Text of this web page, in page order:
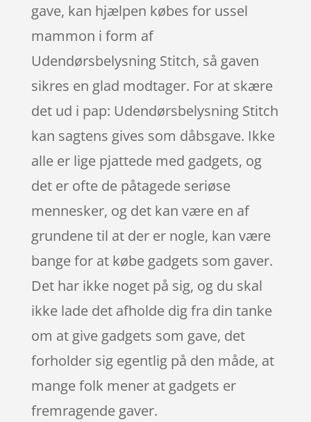
gave, kan hjælpen købes for ussel
mammon i form af
Udendørsbelysning Stitch, så gaven
sikres en glad modtager. For at skære
det ud i pap: Udendørsbelysning Stitch
kan sagtens gives som dåbsgave. Ikke
alle er lige pjattede med gadgets, og
det er ofte de påtagede seriøse
mennesker, og det kan være en af
grundene til at der er nogle, kan være
bange for at købe gadgets som gaver.
Det har ikke noget på sig, og du skal
ikke lade det afholde dig fra din tanke
om at give gadgets som gave, det
forholder sig egentlig på den måde, at
mange folk mener at gadgets er
fremragende gaver.